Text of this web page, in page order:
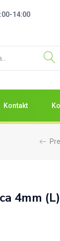
14:00
Kontakt
4mm